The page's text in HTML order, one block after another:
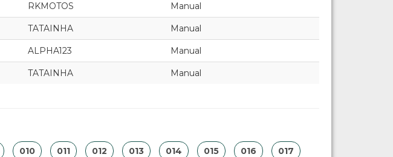
RKMOTOS Manual
TATAINHA Manual
ALPHA123 Manual
TATAINHA Manual
010 011 012 013 014 015 016 017